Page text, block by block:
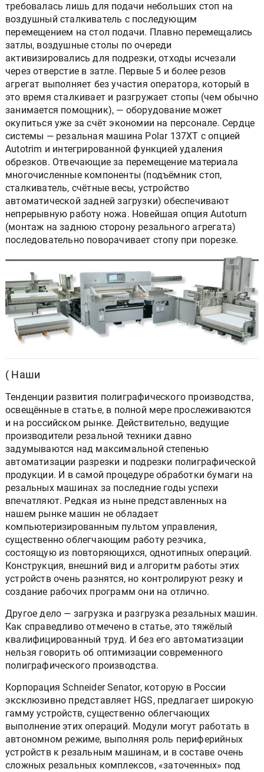
требовалась лишь для подачи небольших стоп на
воздушный сталкиватель с последующим
перемещением на стол подачи. Плавно перемещались
затлы, воздушные столы по очереди
активизировались для подрезки, отходы исчезали
через отверстие в затле. Первые 5 и более резов
агрегат выполняет без участия оператора, который в
это время сталкивает и разгружает стопы (чем обычно
занимается помощник), — оборудование может
окупиться уже за счёт экономии на персонале. Сердце
системы — резальная машина Polar 137XT с опцией
Autotrim и интегрированной функцией удаления
обрезков. Отвечающие за перемещение материала
многочисленные компоненты (подъёмник стоп,
сталкиватель, счётные весы, устройство
автоматической задней загрузки) обеспечивают
непрерывную работу ножа. Новейшая опция Autoturn
(монтаж на заднюю сторону резального агрегата)
последовательно поворачивает стопу при порезке.
( Наши
Тенденции развития полиграфического производства,
освещённые в статье, в полной мере прослеживаются
и на российском рынке. Действительно, ведущие
производители резальной техники давно
задумываются над максимальной степенью
автоматизации разрезки и подрезки полиграфической
продукции. И в самой процедуре обработки бумаги на
резальных машинах за последние годы успехи
впечатляют. Редкая из ныне представленных на
нашем рынке машин не обладает
компьютеризированным пультом управления,
существенно облегчающим работу резчика,
состоящую из повторяющихся, однотипных операций.
Конструкция, внешний вид и алгоритм работы этих
устройств очень разнятся, но контролируют резку и
создание рабочих программ они на отлично.
Другое дело — загрузка и разгрузка резальных машин.
Как справедливо отмечено в статье, это тяжёлый
квалифицированный труд. И без его автоматизации
нельзя говорить об оптимизации современного
полиграфического производства.
Корпорация Schneider Senator, которую в России
эксклюзивно представляет HGS, предлагает широкую
гамму устройств, существенно облегчающих
выполнение этих операций. Модули могут работать в
автономном режиме, выполняя роль периферийных
устройств к резальным машинам, и в составе очень
сложных резальных комплексов, «заточенных» под